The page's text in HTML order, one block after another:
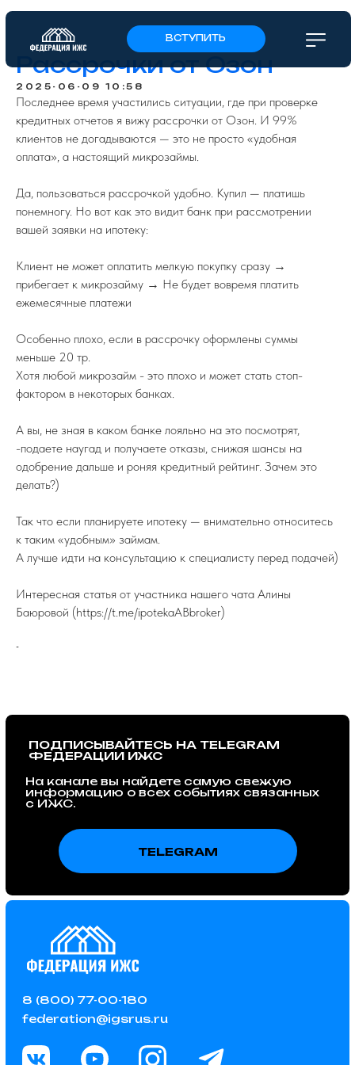
ВСТУПИТЬ
Рассрочки от Озон
2025-06-09 10:58
Последнее время участились ситуации, где при проверке
кредитных отчетов я вижу рассрочки от Озон. И 99%
клиентов не догадываются — это не просто «удобная
оплата», а настоящий микрозаймы.
Да, пользоваться рассрочкой удобно. Купил — платишь
понемногу. Но вот как это видит банк при рассмотрении
вашей заявки на ипотеку:
Клиент не может оплатить мелкую покупку сразу →
прибегает к микрозайму → Не будет вовремя платить
ежемесячные платежи
Особенно плохо, если в рассрочку оформлены суммы
меньше 20 тр.
Хотя любой микрозайм - это плохо и может стать стоп-
фактором в некоторых банках.
А вы, не зная в каком банке лояльно на это посмотрят,
-подаете наугад и получаете отказы, снижая шансы на
одобрение дальше и роняя кредитный рейтинг. Зачем это
делать?)
Так что если планируете ипотеку — внимательно относитесь
к таким «удобным» займам.
А лучше идти на консультацию к специалисту перед подачей)
Интересная статья от участника нашего чата Алины
Баюровой (https://t.me/ipotekaABbroker)
-
8 (800) 77-00-180
На канале вы найдете самую свежую
информацию о всех событиях связанных
ПОДПИСЫВАЙТЕСЬ НА TELEGRAM
ФЕДЕРАЦИИ ИЖС
© 2015 – 2025 Федерация ИЖС
ООО "ФИЖС". ИНН 1660279424. 420097, Республика
Татарстан, город Казань, Центральная ул, д. 39, кв. 19.
TELEGRAM
Instagram — проект Meta Platforms Inc., деятельность которой
признана экстремистской и запрещена на территории РФ